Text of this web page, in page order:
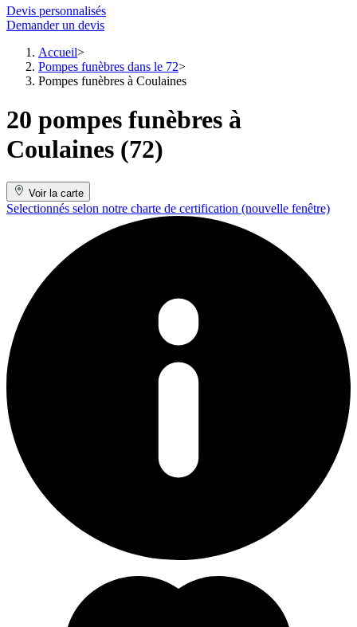
Devis personnalisés
Demander un devis
Accueil
Pompes funèbres dans le 72
Pompes funèbres à Coulaines
20 pompes funèbres à
Coulaines (72)
Voir la carte
Selectionnés selon notre charte de certification (nouvelle fenêtre)